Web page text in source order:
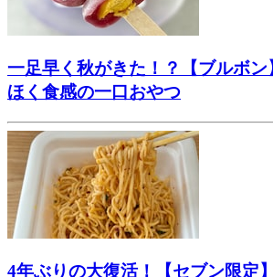
一足早く秋がきた！？【ブルボン
ほく食感の一口おやつ
4年ぶりの大復活！【セブン限定